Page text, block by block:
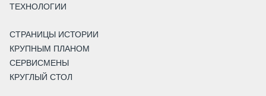
ТЕХНОЛОГИИ
СТРАНИЦЫ ИСТОРИИ
КРУПНЫМ ПЛАНОМ
СЕРВИСМЕНЫ
КРУГЛЫЙ СТОЛ